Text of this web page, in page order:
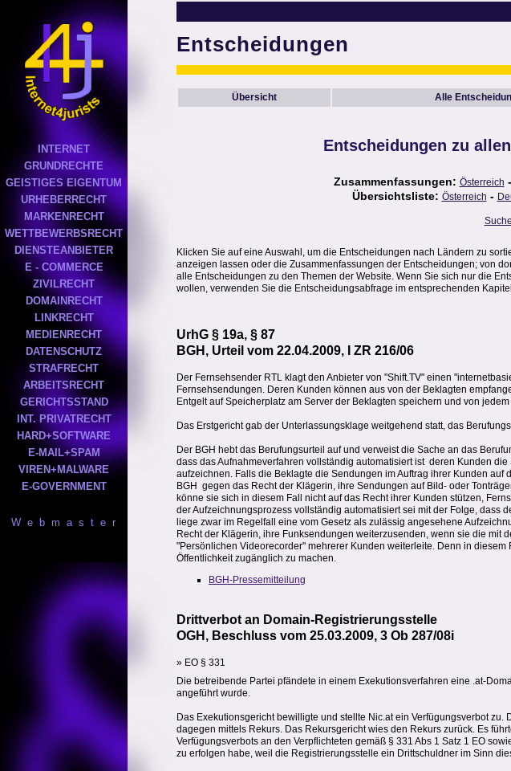
INTERNET
GRUNDRECHTE
GEISTIGES EIGENTUM
URHEBERRECHT
MARKENRECHT
WETTBEWERBSRECHT
DIENSTEANBIETER
E - COMMERCE
ZIVILRECHT
DOMAINRECHT
LINKRECHT
MEDIENRECHT
DATENSCHUTZ
STRAFRECHT
ARBEITSRECHT
GERICHTSSTAND
INT. PRIVATRECHT
HARD+SOFTWARE
E-MAIL+SPAM
VIREN+MALWARE
E-GOVERNMENT
W e b m a s t e r
Entscheidungen
Übersicht Alle
Entscheidungen zu
Zusammenfassungen: Österreich -
Übersichtsliste: Österreich -
Suche
Klicken Sie auf eine Auswahl, um die Entscheidungen nach Ländern zu
anzeigen lassen oder die Zusammenfassungen der Entscheidungen; von
alle Entscheidungen zu den Themen der Website. Wenn Sie sich nur die
wollen, verwenden Sie die Entscheidungsabfrage im entsprechenden Kapitel.
UrhG § 19a, § 87
BGH, Urteil vom 22.04.2009, I ZR 216/06
Der Fernsehsender RTL klagt den Anbieter von "Shift.TV" einen
Fernsehsendungen. Deren Kunden können aus von der Beklagten
Entgelt auf Speicherplatz am Server der Beklagten speichern und von
Das Erstgericht gab der Unterlassungsklage weitgehend statt, das
Der BGH hebt das Berufungsurteil auf und verweist die Sache an das
dass das Aufnahmeverfahren vollständig automatisiert ist  deren Kunden
aufzeichnen. Falls die Beklagte die Sendungen im Auftrag ihrer Kunden auf
BGH  gegen das Recht der Klägerin, ihre Sendungen auf Bild- oder
könne sie sich in diesem Fall nicht auf das Recht ihrer Kunden stützen,
der Aufzeichnungsprozess vollständig automatisiert sei mit der Folge, dass
liege zwar im Regelfall eine vom Gesetz als zulässig angesehene
Recht der Klägerin, ihre Funksendungen weiterzusenden, wenn sie die
"Persönlichen Videorecorder" mehrerer Kunden weiterleite. Denn in
Öffentlichkeit zugänglich zu machen.
BGH-Pressemitteilung
Drittverbot an Domain-Registrierungsstelle
OGH, Beschluss vom 25.03.2009, 3 Ob 287/08i
» EO § 331
Die betreibende Partei pfändete in einem Exekutionsverfahren eine .at-
angeführt wurde.
Das Exekutionsgericht bewilligte und stellte Nic.at ein Verfügungsverbot
dagegen mittels Rekurs. Das Rekursgericht wies den Rekurs zurück. Es
Verfügungsverbots an den Verpflichteten gemäß § 331 Abs 1 Satz 1 EO
zu erfolgen habe, weil die Registrierungsstelle ein Drittschuldner im Sinn